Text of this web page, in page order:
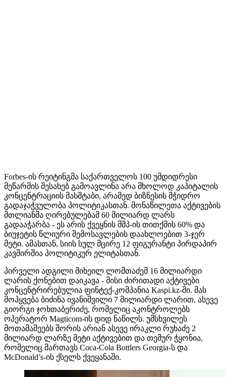
Forbes-ის რეიტინგმა საქართველოს 100 უმდიდრესი
მეწარმის შესახებ გამოავლინა არა მხოლოდ კაპიტალის
კონცენტრაციის მასშტაბი, არამედ ბიზნესის მჭიდრო
გადაჯაჭვულობა პოლიტიკასთან. მონაწილეთა აქტივების
მთლიანმა ღირებულებამ 60 მილიარდ ლარს
გადააჭარბა - ეს არის ქვეყნის მშპ-ის თითქმის 60% და
ბიუჯეტის წლიური შემოსავლების დაახლოებით 3-ჯერ
მეტი. ამასთან, სიის სულ მცირე 12 ფიგურანტი პირდაპირ
კავშირშია პოლიტიკურ ელიტასთან.
პირველი ადგილი მიხეილ ლომთაძემ 16 მილიარდი
ლარის ქონებით დაიკავა - მისი ძირითადი აქტივები
კონცენტრირებულია ფინტექ-კომპანია Kaspi.kz-ში. მას
მოჰყვება ბიძინა ივანიშვილი 7 მილიარდი ლარით, ასევე
გიორგი ჯოხთაბერიძე, რომელიც აკონტროლებს
ოპერატორ Magticom-ის დიდ ნაწილს. უმსხვილეს
მოთამაშეებს შორის არიან ასევე ირაკლი რუხაძე 2
მილიარდ ლარზე მეტი აქტივებით და თემურ ჭყონია,
რომელიც მართავს Coca-Cola Bottlers Georgia-ს და
McDonald’s-ის ქსელს ქვეყანაში.